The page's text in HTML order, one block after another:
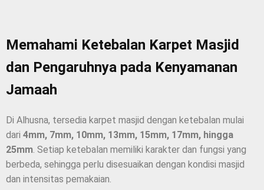
Memahami Ketebalan Karpet Masjid
dan Pengaruhnya pada Kenyamanan
Jamaah
Di Alhusna, tersedia karpet masjid dengan ketebalan mulai
dari 4mm, 7mm, 10mm, 13mm, 15mm, 17mm, hingga
25mm. Setiap ketebalan memiliki karakter dan fungsi yang
berbeda, sehingga perlu disesuaikan dengan kondisi masjid
dan intensitas pemakaian.